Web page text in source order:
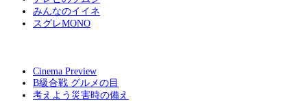
みんなのイイネ
スグレMONO
Cinema Preview
B級合戦 グルメの目
考えよう災害時の備え